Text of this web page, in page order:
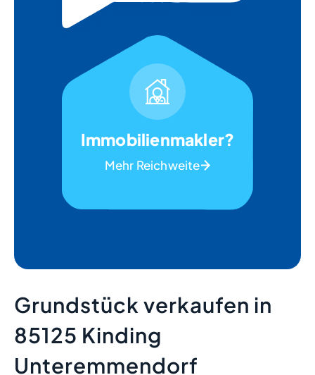
Immobilienmakler?
Mehr Reichweite
Grundstück verkaufen in
85125 Kinding
Unteremmendorf